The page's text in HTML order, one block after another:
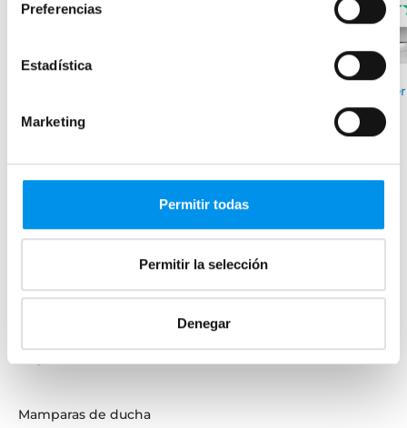
Preferencias
Estadística
Marketing
Permitir todas
Permitir la selección
Denegar
+ 2 COLORES DISPONIBLES
Mamparas de bañera
Mamparas de bañera sin perfilería
Mamparas de ducha